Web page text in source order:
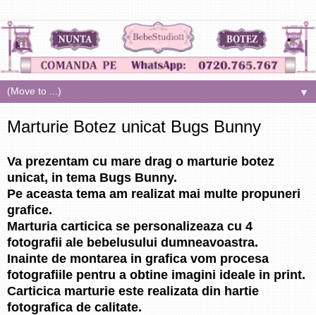
▼
Marturie Botez unicat Bugs Bunny
Va prezentam cu mare drag o marturie botez
unicat, in tema Bugs Bunny.
Pe aceasta tema am realizat mai multe propuneri
grafice.
Marturia carticica se personalizeaza cu 4
fotografii ale bebelusului dumneavoastra.
Inainte de montarea in grafica vom procesa
fotografiile pentru a obtine imagini ideale in print.
Carticica marturie este realizata din hartie
fotografica de calitate.